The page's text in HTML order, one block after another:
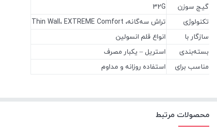
گیج سوزن
32G
تکنولوژی
تراش سه‌گانه، Thin Wall، EXTREME Comfort
سازگار با
انواع قلم انسولین
بسته‌بندی
استریل – یکبار مصرف
مناسب برای
استفاده روزانه و مداوم
محصولات مرتبط